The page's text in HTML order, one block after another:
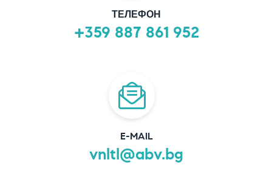
ТЕЛЕФОН
+359 887 861 952
E-MAIL
vnltl@abv.bg